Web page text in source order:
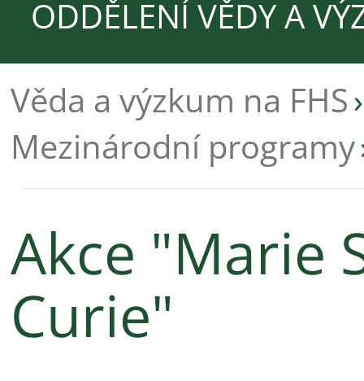
ODDĚLENÍ VĚDY A
Věda a výzkum na FHS
Mezinárodní programy
Akce "Marie
Curie"